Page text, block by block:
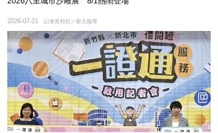
記者黃村杉／新北報導
2026-07-21